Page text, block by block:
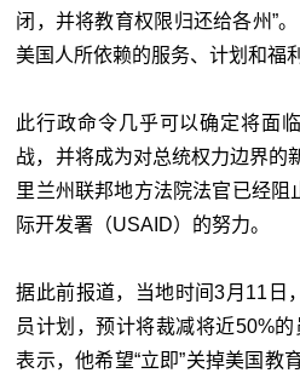
闭，并将教育权限归还给各州”
美国人所依赖的服务、计划和福
此行政命令几乎可以确定将面
战，并将成为对总统权力边界的
里兰州联邦地方法院法官已经阻
际开发署（USAID）的努力。
据此前报道，当地时间3月11日
员计划，预计将裁减将近50%
表示，他希望“立即”关掉美国教